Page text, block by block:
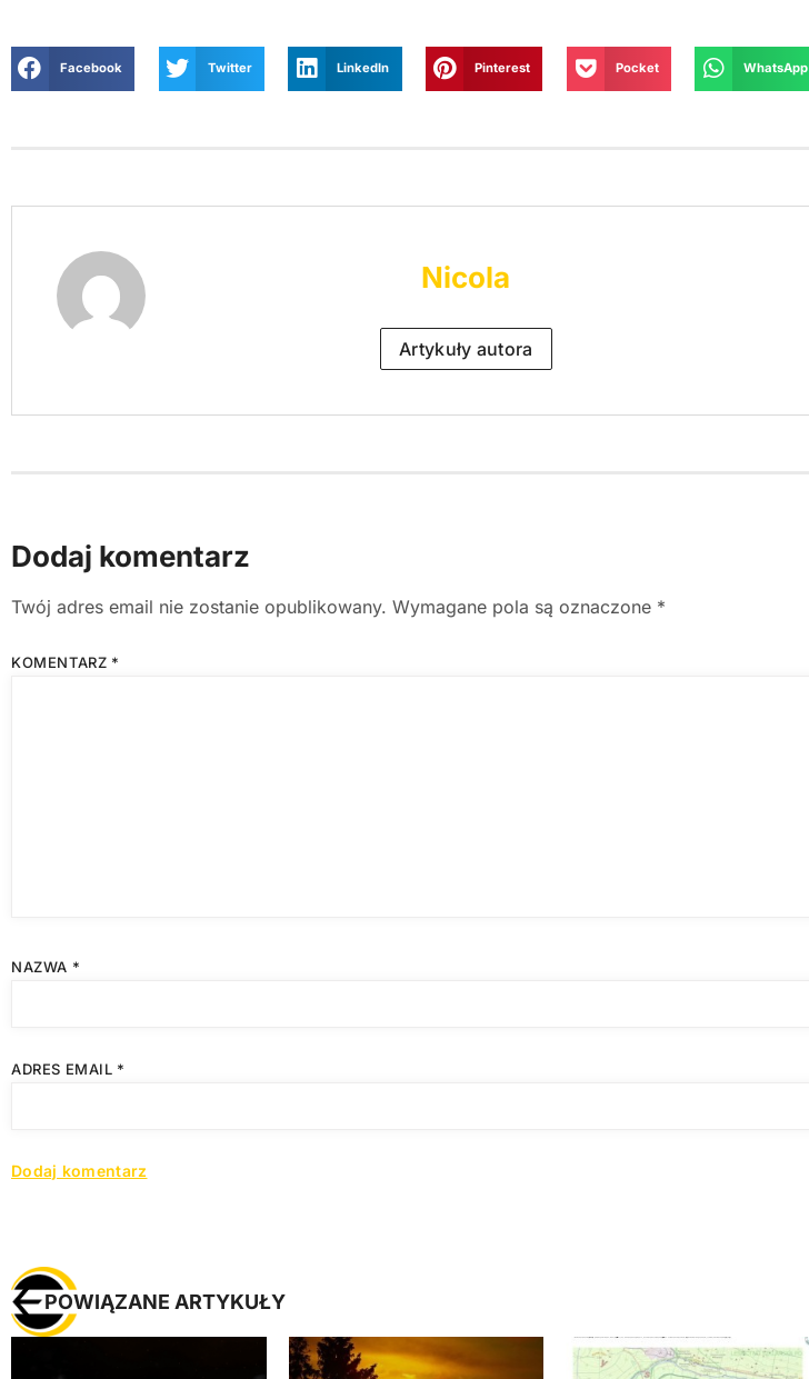
Facebook Twitter LinkedIn Pinterest Pocket WhatsApp
Nicola
Artykuły autora
Dodaj komentarz
Twój adres email nie zostanie opublikowany. Wymagane pola są oznaczone *
KOMENTARZ *
NAZWA *
ADRES EMAIL *
POWIĄZANE ARTYKUŁY